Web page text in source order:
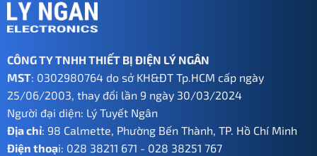
CÔNG TY TNHH THIẾT BỊ ĐIỆN LÝ NGÂN
MST: 0302980764 do sở KH&ĐT Tp.HCM cấp ngày
25/06/2003, thay đổi lần 9 ngày 30/03/2024
Người đại diện: Lý Tuyết Ngân
Địa chỉ: 98 Calmette, Phường Bến Thành, TP. Hồ Chí Minh
Điện thoại: 028 38211 671 - 028 38251 767